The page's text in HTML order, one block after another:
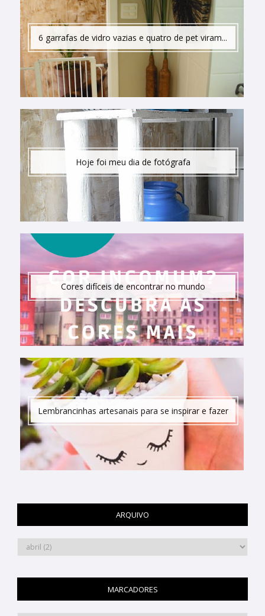
6 garrafas de vidro vazias e quatro de pet viram...
Hoje foi meu dia de fotógrafa
Cores difíceis de encontrar no mundo
Lembrancinhas artesanais para se inspirar e fazer
ARQUIVO
MARCADORES